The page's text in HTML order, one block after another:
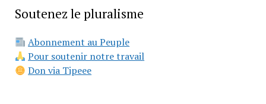
Soutenez le pluralisme
Abonnement au Peuple
Pour soutenir notre travail
Don via Tipeee